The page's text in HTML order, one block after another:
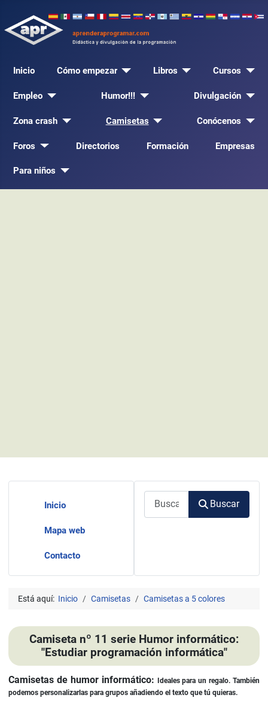
Inicio Cómo empezar Libros Cursos
Empleo Humor!!! Divulgación
Zona crash Camisetas Conócenos
Foros Directorios Formación Empresas
Para niños
Inicio
Mapa web
Contacto
Buscar
Está aquí: Inicio Camisetas Camisetas a 5 colores
Camiseta nº 11 serie Humor informático:
"Estudiar programación informática"
Camisetas de humor informático:
Ideales para un regalo. También
podemos personalizarlas para grupos añadiendo el texto que tú quieras.